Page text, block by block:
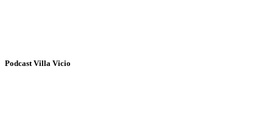
Podcast Villa Vicio